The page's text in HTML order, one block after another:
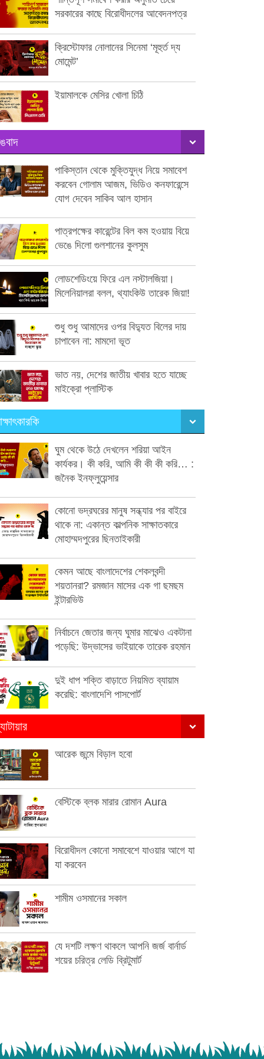
সরকারের কাছে বিরোধীদলের আবেদনপত্র
ক্রিস্টোফার নোলানের সিনেমা ‘মূহুর্ত দ্য
মোমেন্ট’
ইয়ামালকে মেসির খোলা চিঠি
পাকিস্তান থেকে মুক্তিযুদ্ধ নিয়ে সমাবেশ
করবেন গোলাম আজম, ভিডিও কনফারেন্সে
যোগ দেবেন সাকিব আল হাসান
পাত্রপক্ষের কারেন্টের বিল কম হওয়ায় বিয়ে
ভেঙে দিলো গুলশানের কুলসুম
লোডশেডিংয়ে ফিরে এল নস্টালজিয়া।
মিলেনিয়ালরা বলল, থ্যাংকিউ তারেক জিয়া!
শুধু শুধু আমাদের ওপর বিদ্যুত বিলের দায়
চাপাবেন না: মামদো ভূত
ভাত নয়, দেশের জাতীয় খাবার হতে যাচ্ছে
মাইক্রো প্লাস্টিক
ঘুম থেকে উঠে দেখলেন শরিয়া আইন
কার্যকর। কী করি, আমি কী কী কী করি… :
জনৈক ইনফ্লুয়েন্সার
কোনো ভদ্রঘরের মানুষ সন্ধ্যার পর বাইরে
থাকে না: একান্ত কাল্পনিক সাক্ষাতকারে
মোহাম্মদপুরের ছিনতাইকারী
কেমন আছে বাংলাদেশের শেকলবন্দী
শয়তানরা? রমজান মাসের এক গা ছমছম
ইন্টারভিউ
নির্বাচনে জেতার জন্য ঘুমার মাঝেও একটানা
পড়েছি: উদ্ভাসের ভাইয়াকে তারেক রহমান
দুই ধাপ শক্তি বাড়াতে নিয়মিত ব্যায়াম
করেছি: বাংলাদেশি পাসপোর্ট
আরেক জন্মে বিড়াল হবো
বেস্টিকে ব্লক মারার রোমান Aura
বিরোধীদল কোনো সমাবেশে যাওয়ার আগে যা
যা করবেন
শামীম ওসমানের সকাল
যে দশটি লক্ষণ থাকলে আপনি জর্জ বার্নার্ড
শয়ের চরিত্র লেডি ব্রিটুমার্ট